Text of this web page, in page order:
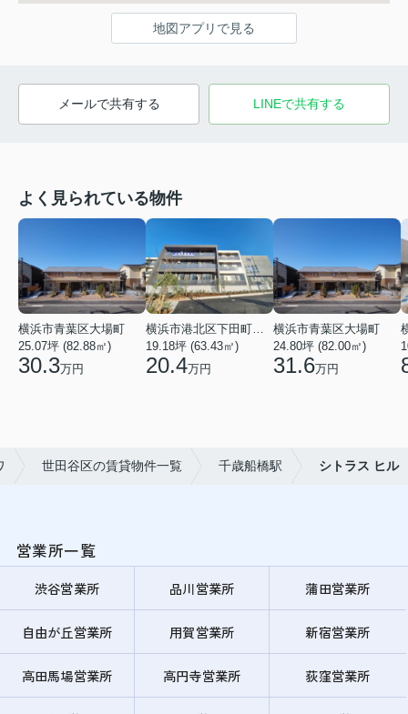
地図アプリで見る
メールで共有する LINEで共有する
よく見られている物件
横浜市青葉区大場町
25.07坪 (82.88㎡)
30.3万円
19.18坪 (63.43㎡)
20.4万円
横浜市青葉区大場町
24.80坪 (82.00㎡)
31.6万円
世田谷区の賃貸物件一覧 千歳船橋駅 シトラス ヒル
営業所一覧
渋谷営業所 品川営業所 蒲田営業所
自由が丘営業所 用賀営業所 新宿営業所
高田馬場営業所 高円寺営業所 荻窪営業所